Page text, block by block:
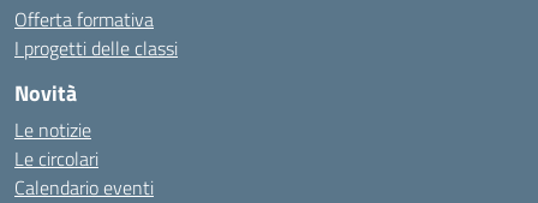
Offerta formativa
I progetti delle classi
Novità
Le notizie
Le circolari
Calendario eventi